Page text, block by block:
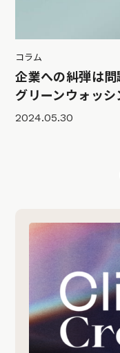
コラム
企業への糾弾は
グリーンウォッ
2024.05.30